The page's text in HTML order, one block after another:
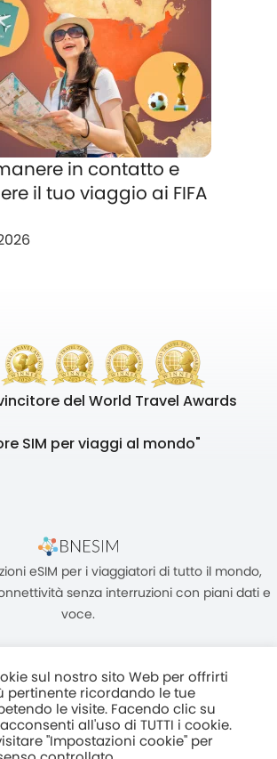
in contatto e
il tuo viaggio ai FIFA
vincitore del World Travel Awards
SIM per viaggi al mondo"
eSIM per i viaggiatori di tutto il mondo,
senza interruzioni con piani dati e
voce.
Palace Plaza, NO:55 King Yip Street, Kwun Tong,
Kowloon, HONG KONG
sul nostro sito Web per offrirti
pertinente ricordando le tue
le visite. Facendo clic su
all'uso di TUTTI i cookie.
"Impostazioni cookie" per